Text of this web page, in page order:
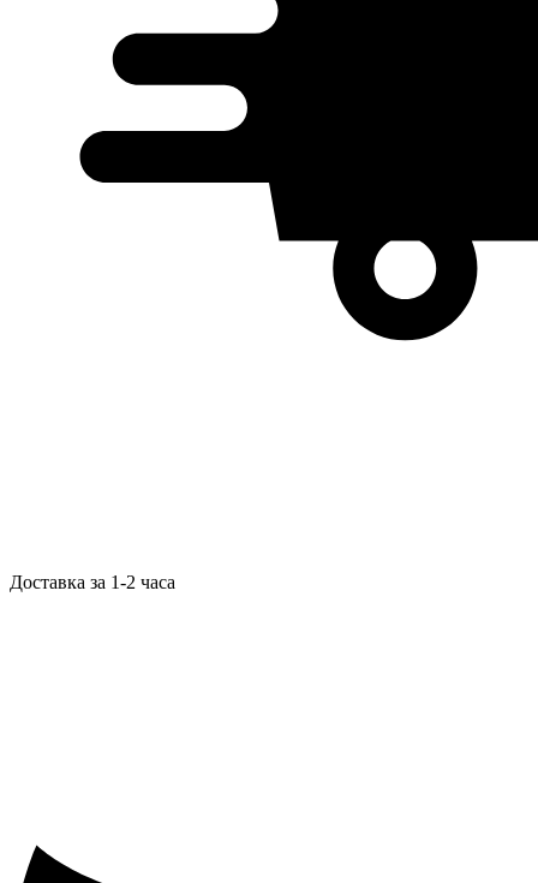
Доставка за 1-2 часа